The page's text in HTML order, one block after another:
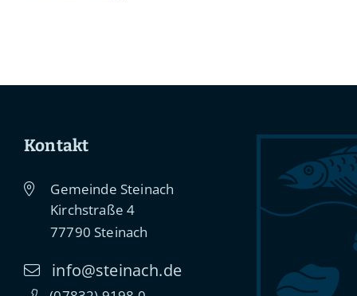
Kontakt
Gemeinde Steinach
Kirchstraße 4
77790 Steinach
info@steinach.de